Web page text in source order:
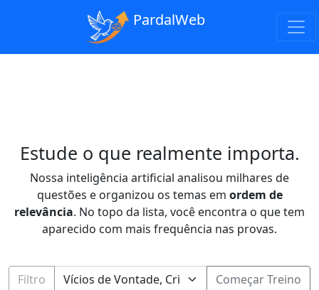
PardalWeb
Estude o que realmente importa.
Nossa inteligência artificial analisou milhares de
questões e organizou os temas em ordem de
relevância. No topo da lista, você encontra o que tem
aparecido com mais frequência nas provas.
Filtro Começar Treino